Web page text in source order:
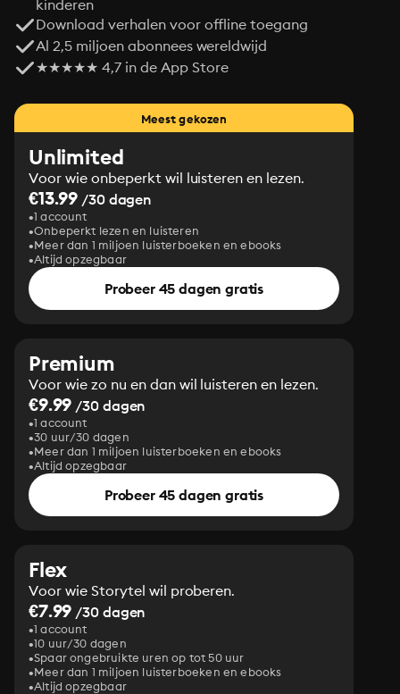
kinderen
Download verhalen voor offline toegang
Al 2,5 miljoen abonnees wereldwijd
★★★★★ 4,7 in de App Store
Meest gekozen
Unlimited
Voor wie onbeperkt wil luisteren en lezen.
€13.99 /30 dagen
1 account
Onbeperkt lezen en luisteren
Meer dan 1 miljoen luisterboeken en ebooks
Altijd opzegbaar
Probeer 45 dagen gratis
Premium
Voor wie zo nu en dan wil luisteren en lezen.
€9.99 /30 dagen
1 account
30 uur/30 dagen
Meer dan 1 miljoen luisterboeken en ebooks
Altijd opzegbaar
Probeer 45 dagen gratis
Flex
Voor wie Storytel wil proberen.
€7.99 /30 dagen
1 account
10 uur/30 dagen
Spaar ongebruikte uren op tot 50 uur
Meer dan 1 miljoen luisterboeken en ebooks
Altijd opzegbaar